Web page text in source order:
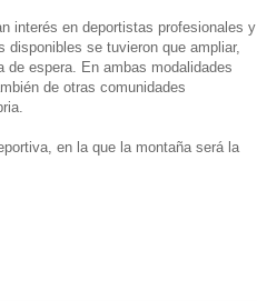
interés en deportistas profesionales y
se tuvieron que ampliar,
espera. En ambas modalidades
de otras comunidades
en la que la montaña será la